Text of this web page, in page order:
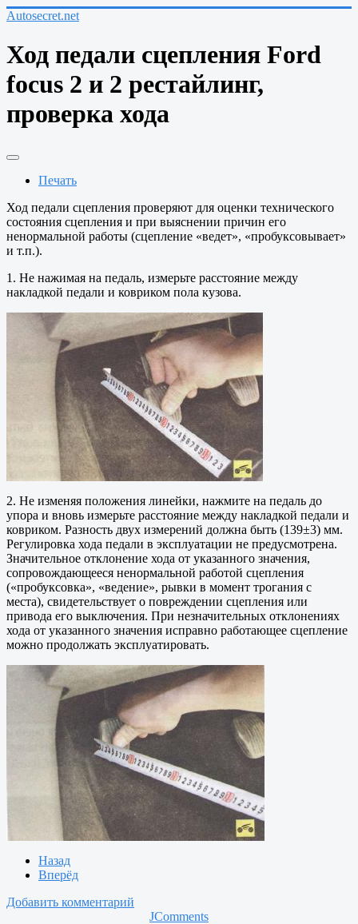
Autosecret.net
Ход педали сцепления Ford
focus 2 и 2 рестайлинг,
проверка хода
Печать
Ход педали сцепления проверяют для оценки технического
состояния сцепления и при выяснении причин его
ненормальной работы (сцепление «ведет», «пробуксовывает»
и т.п.).
1. Не нажимая на педаль, измерьте расстояние между
накладкой педали и ковриком пола кузова.
2. Не изменяя положения линейки, нажмите на педаль до
упора и вновь измерьте расстояние между накладкой педали и
ковриком. Разность двух измерений должна быть (139±3) мм.
Регулировка хода педали в эксплуатации не предусмотрена.
Значительное отклонение хода от указанного значения,
сопровождающееся ненормальной работой сцепления
(«пробуксовка», «ведение», рывки в момент трогания с
места), свидетельствует о повреждении сцепления или
привода его выключения. При незначительных отклонениях
хода от указанного значения исправно работающее сцепление
можно продолжать эксплуатировать.
Назад
Вперёд
Добавить комментарий
JComments